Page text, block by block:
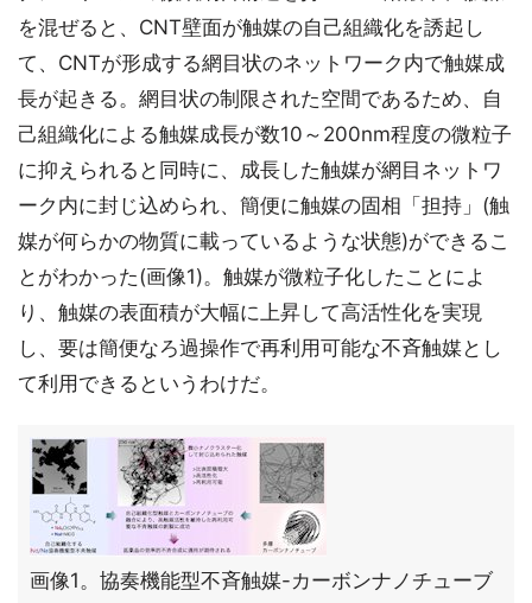
を混ぜると、CNT壁面が触媒の自己組織化を誘起し
て、CNTが形成する網目状のネットワーク内で触媒成
長が起きる。網目状の制限された空間であるため、自
己組織化による触媒成長が数10～200nm程度の微粒子
に抑えられると同時に、成長した触媒が網目ネットワ
ーク内に封じ込められ、簡便に触媒の固相「担持」(触
媒が何らかの物質に載っているような状態)ができるこ
とがわかった(画像1)。触媒が微粒子化したことによ
り、触媒の表面積が大幅に上昇して高活性化を実現
し、要は簡便なろ過操作で再利用可能な不斉触媒とし
て利用できるというわけだ。
画像1。協奏機能型不斉触媒-カーボンナノチューブ